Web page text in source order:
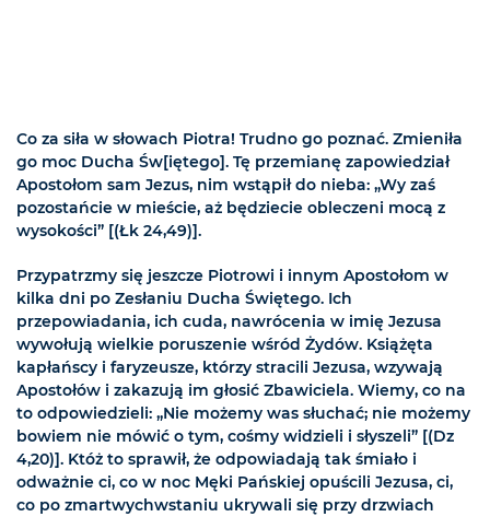
Co za siła w słowach Piotra! Trudno go poznać. Zmieniła
go moc Ducha Św[iętego]. Tę przemianę zapowiedział
Apostołom sam Jezus, nim wstąpił do nieba: „Wy zaś
pozostańcie w mieście, aż będziecie obleczeni mocą z
wysokości” [(Łk 24,49)].
Przypatrzmy się jeszcze Piotrowi i innym Apostołom w
kilka dni po Zesłaniu Ducha Świętego. Ich
przepowiadania, ich cuda, nawrócenia w imię Jezusa
wywołują wielkie poruszenie wśród Żydów. Książęta
kapłańscy i faryzeusze, którzy stracili Jezusa, wzywają
Apostołów i zakazują im głosić Zbawiciela. Wiemy, co na
to odpowiedzieli: „Nie możemy was słuchać; nie możemy
bowiem nie mówić o tym, cośmy widzieli i słyszeli” [(Dz
4,20)]. Któż to sprawił, że odpowiadają tak śmiało i
odważnie ci, co w noc Męki Pańskiej opuścili Jezusa, ci,
co po zmartwychwstaniu ukrywali się przy drzwiach